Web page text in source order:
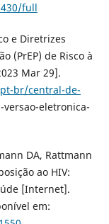
full
e Diretrizes
(PrEP) de Risco à
Mar 29].
br/central-de-
eletronica-
DA, Rattmann
ao HIV:
[Internet].
em: